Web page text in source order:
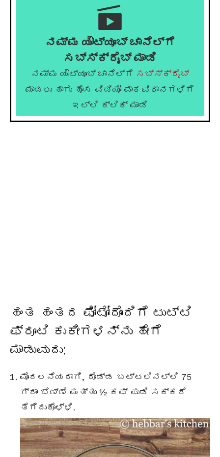
ನಮ್ಮ ಯೌಟ್ಯೂಬ್ ಚಾನೆಲ್ಗೆ
ಸಬ್ಸ್ಕ್ರೈಬ್ ಮಾಡಿ
ನಮ್ಮ ಯೌಟ್ಯೂಬ್ ಚಾನೆಲ್ಗೆ ಸಬ್ಸ್ಕ್ರೈಬ್
ಮಾಡಲು ಹಾಗು ಹೊಸ ವಿಡಿಯೋ ಪಾಕವಿಧಾನಗಳಿಗೆ
ಇಲ್ಲಿ ಕ್ಲಿಕ್ ಮಾಡಿ
ಹಂತ ಹಂತದ ಫೋಟೋದೊಂದಿಗೆ ಟುಟ್ಟಿ
ಫ್ರೂಟಿ ಕುಕೀಗಳನ್ನು ಹೇಗೆ
ಮಾಡುವುದು:
ಮೊದಲನೆಯದಾಗಿ, ದೊಡ್ಡ ಬಟ್ಟಲಿನಲ್ಲಿ 75
ಗ್ರಾಂ ಬೆಣ್ಣೆ ಮತ್ತು ½ ಕಪ್ ಪುಡಿ ಸಕ್ಕರೆ
ತೆಗೆದುಕೊಳ್ಳಿ.